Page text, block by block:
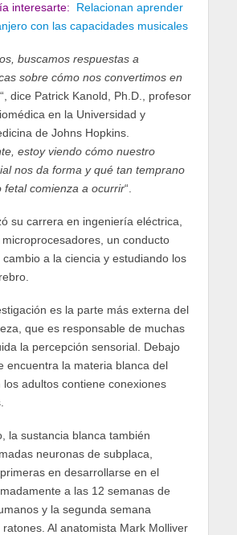
interesarte: Relacionan aprender
con las capacidades musicales
buscamos respuestas a
sobre cómo nos convertimos en
“, dice Patrick Kanold, Ph.D., profesor
en la Universidad y
de Johns Hopkins.
estoy viendo cómo nuestro
nos da forma y qué tan temprano
fetal comienza a ocurrir“.
su carrera en ingeniería eléctrica,
un conducto
a la ciencia y estudiando los
es la parte más externa del
que es responsable de muchas
la percepción sensorial. Debajo
encuentra la materia blanca del
adultos contiene conexiones
la sustancia blanca también
neuronas de subplaca,
en desarrollarse en el
a las 12 semanas de
y la segunda semana
Al anatomista Mark Molliver